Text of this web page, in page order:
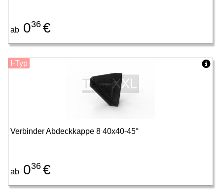
ab 036 €
Verbinder Abdeckkappe 8 40x40-45°
ab 036 €
I-Typ